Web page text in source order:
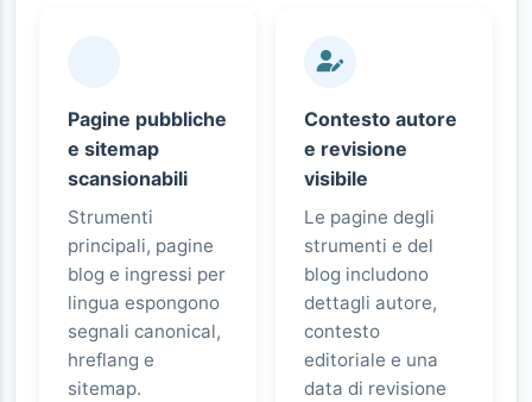
Pagine pubbliche
e sitemap
scansionabili
Strumenti
principali, pagine
blog e ingressi per
lingua espongono
segnali canonical,
hreflang e
sitemap.
Contesto autore
e revisione
visibile
Le pagine degli
strumenti e del
blog includono
dettagli autore,
contesto
editoriale e una
data di revisione